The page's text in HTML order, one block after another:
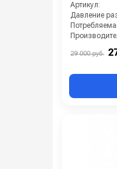
Артикул:
29 000 руб.